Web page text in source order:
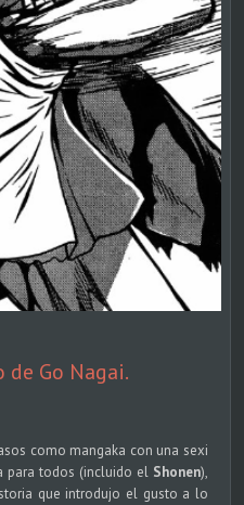
Go Nagai.
como mangaka con una sexi
para todos (incluido el Shonen),
que introdujo el gusto a lo